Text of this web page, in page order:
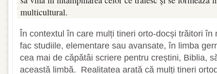
multicultural.
În contextul în care mulți tineri orto-docși trăitori în
fac studiile, elementare sau avansate, în limba
cea mai de căpătâi scriere pentru creștini, Biblia,
această limbă. Realitatea arată că mulți tineri